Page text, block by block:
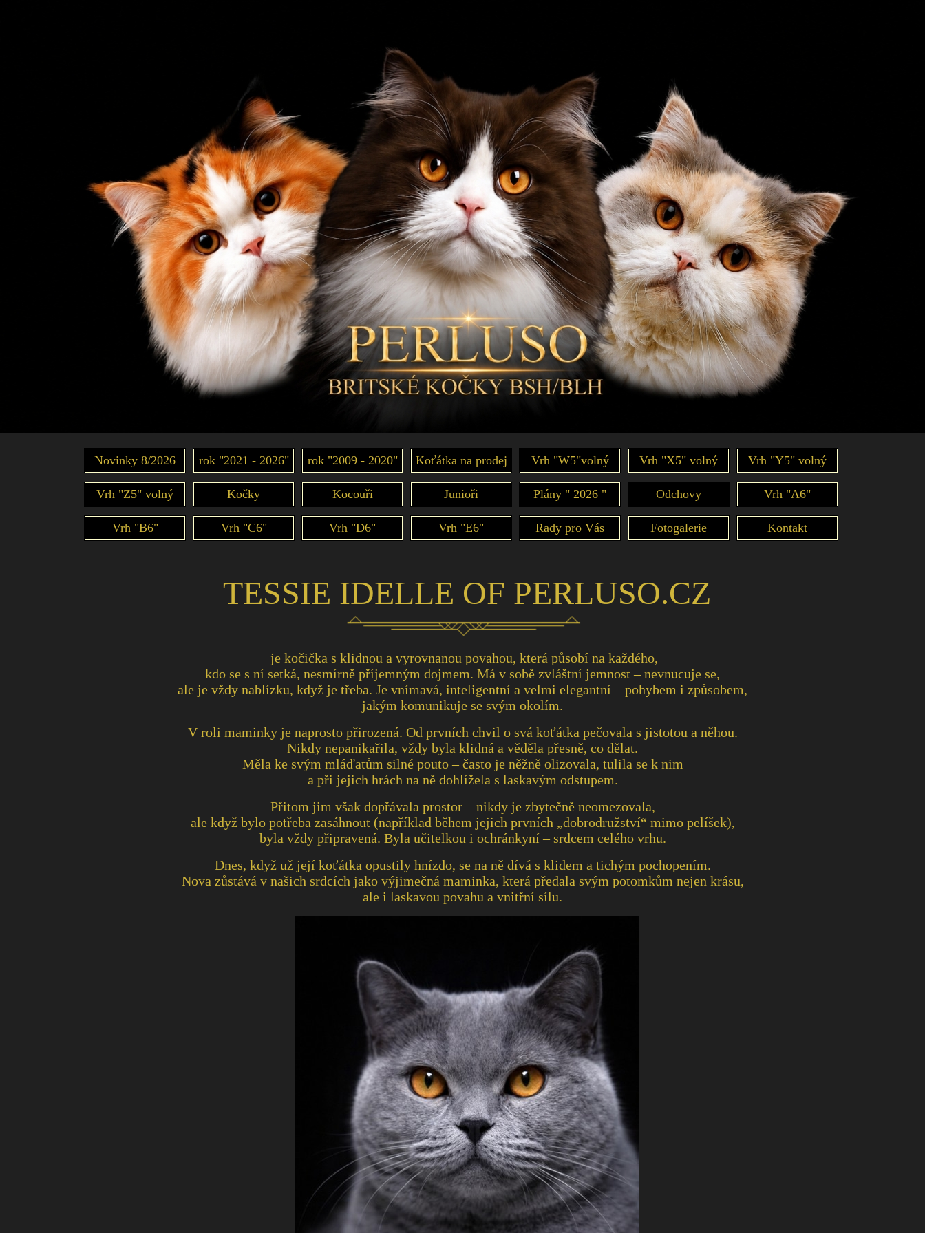
Novinky 8/2026 rok "2021 - 2026" rok "2009 - 2020" Koťátka na prodej Vrh "W5"volný Vrh "X5" volný Vrh "Y5" volný
Vrh "Z5" volný Kočky Kocouři Junioři Plány " 2026 " Odchovy Vrh "A6"
Vrh "B6" Vrh "C6" Vrh "D6" Vrh "E6" Rady pro Vás Fotogalerie Kontakt
TESSIE IDELLE OF PERLUSO.CZ
je kočička s klidnou a vyrovnanou povahou, která působí na každého,
kdo se s ní setká, nesmírně příjemným dojmem. Má v sobě zvláštní jemnost – nevnucuje se,
ale je vždy nablízku, když je třeba. Je vnímavá, inteligentní a velmi elegantní – pohybem i způsobem,
jakým komunikuje se svým okolím.
V roli maminky je naprosto přirozená. Od prvních chvil o svá koťátka pečovala s jistotou a něhou.
Nikdy nepanikařila, vždy byla klidná a věděla přesně, co dělat.
Měla ke svým mláďatům silné pouto – často je něžně olizovala, tulila se k nim
a při jejich hrách na ně dohlížela s laskavým odstupem.
Přitom jim však dopřávala prostor – nikdy je zbytečně neomezovala,
ale když bylo potřeba zasáhnout (například během jejich prvních „dobrodružství“ mimo pelíšek),
byla vždy připravená. Byla učitelkou i ochránkyní – srdcem celého vrhu.
Dnes, když už její koťátka opustily hnízdo, se na ně dívá s klidem a tichým pochopením.
Nova zůstává v našich srdcích jako výjimečná maminka, která předala svým potomkům nejen krásu,
ale i laskavou povahu a vnitřní sílu.